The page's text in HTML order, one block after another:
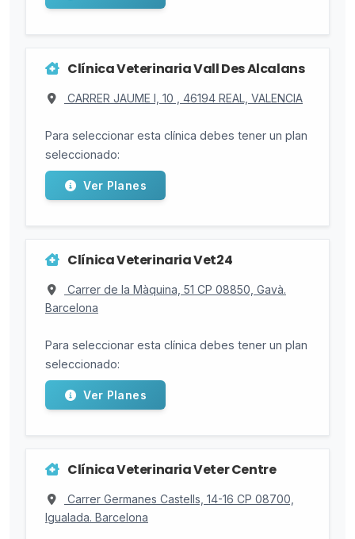
Clínica Veterinaria Vall Des Alcalans
CARRER JAUME I, 10 , 46194 REAL, VALENCIA
Para seleccionar esta clínica debes tener un plan
seleccionado:
Ver Planes
Clínica Veterinaria Vet24
Carrer de la Màquina, 51 CP 08850, Gavà.
Barcelona
Para seleccionar esta clínica debes tener un plan
seleccionado:
Ver Planes
Clínica Veterinaria Veter Centre
Carrer Germanes Castells, 14-16 CP 08700,
Igualada. Barcelona